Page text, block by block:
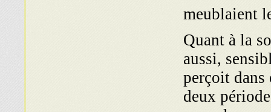
meublaient
Quant à la
aussi,
perçoit dans
deux